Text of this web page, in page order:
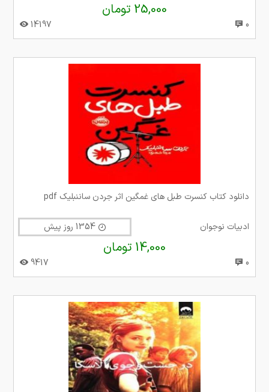
25,000 تومان
0
14197
دانلود کتاب کنسرت طبل های غمگین اثر جردن ساننبلیک pdf
ادبیات نوجوان 1354 روز پیش
14,000 تومان
0
9417